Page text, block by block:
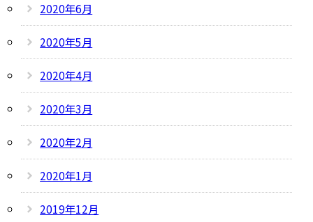
2020年6月
2020年5月
2020年4月
2020年3月
2020年2月
2020年1月
2019年12月